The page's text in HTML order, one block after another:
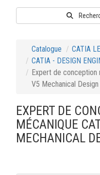
Catalogue
CATIA
CATIA - DESIGN
Expert de conception
V5 Mechanical
EXPERT DE
MÉCANIQUE
MECHANICAL